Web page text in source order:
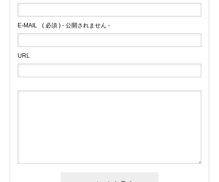
E-MAIL ( 必須 ) - 公開されません -
URL